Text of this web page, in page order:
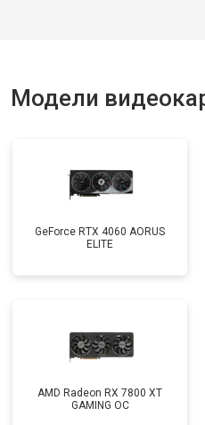
Модели
GeForce RTX 4060 AORUS
ELITE
AMD Radeon RX 7800 XT
GAMING OC